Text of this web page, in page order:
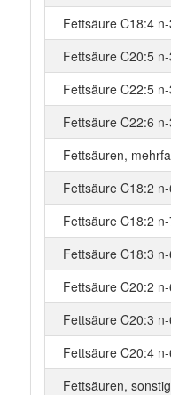
Fettsäure C18:4
Fettsäure C20:5
Fettsäure C22:5
Fettsäure C22:6
Fettsäuren,
Fettsäure C18:2
Fettsäure C18:2
Fettsäure C18:3
Fettsäure C20:2
Fettsäure C20:3
Fettsäure C20:4
Fettsäuren,